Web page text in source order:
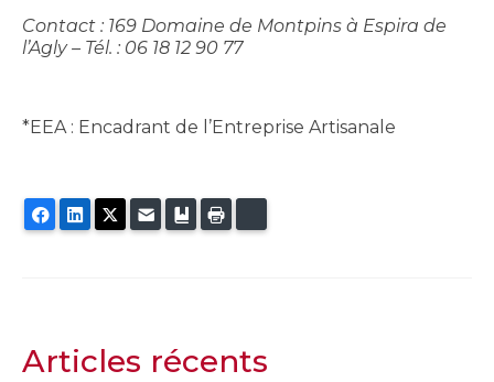
Contact : 169 Domaine de Montpins à Espira de
l’Agly – Tél. : 06 18 12 90 77
*EEA : Encadrant de l’Entreprise Artisanale
FacebookLinkedInTwitter
E-mail Ajouter aux favoris
Articles récents